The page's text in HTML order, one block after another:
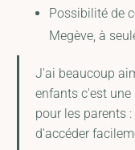
Possibilité de
Megève, à
J'ai beaucoup
enfants c'est
pour les parents
d'accéder